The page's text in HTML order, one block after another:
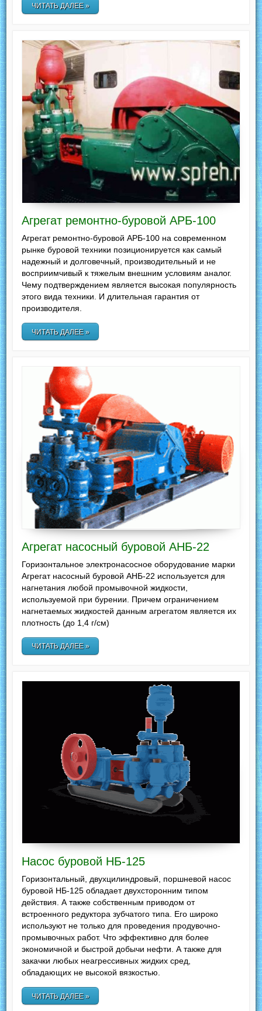
ЧИТАТЬ ДАЛЕЕ »
Агрегат ремонтно-буровой АРБ-100
Агрегат ремонтно-буровой АРБ-100 на современном
рынке буровой техники позиционируется как самый
надежный и долговечный, производительный и не
восприимчивый к тяжелым внешним условиям аналог.
Чему подтверждением является высокая популярность
этого вида техники. И длительная гарантия от
производителя.
ЧИТАТЬ ДАЛЕЕ »
Агрегат насосный буровой АНБ-22
Горизонтальное электронасосное оборудование марки
Агрегат насосный буровой АНБ-22 используется для
нагнетания любой промывочной жидкости,
используемой при бурении. Причем ограничением
нагнетаемых жидкостей данным агрегатом является их
плотность (до 1,4 г/см)
ЧИТАТЬ ДАЛЕЕ »
Насос буровой НБ-125
Горизонтальный, двухцилиндровый, поршневой насос
буровой НБ-125 обладает двухсторонним типом
действия. А также собственным приводом от
встроенного редуктора зубчатого типа. Его широко
используют не только для проведения продувочно-
промывочных работ. Что эффективно для более
экономичной и быстрой добычи нефти. А также для
закачки любых неагрессивных жидких сред,
обладающих не высокой вязкостью.
ЧИТАТЬ ДАЛЕЕ »